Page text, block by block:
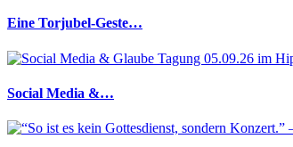
Eine Torjubel-Geste…
Social Media &…